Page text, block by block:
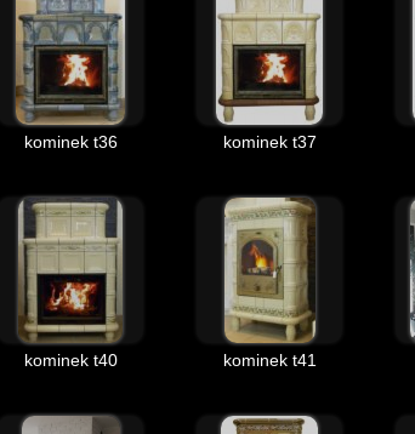
kominek t36 kominek t37
kominek t40 kominek t41